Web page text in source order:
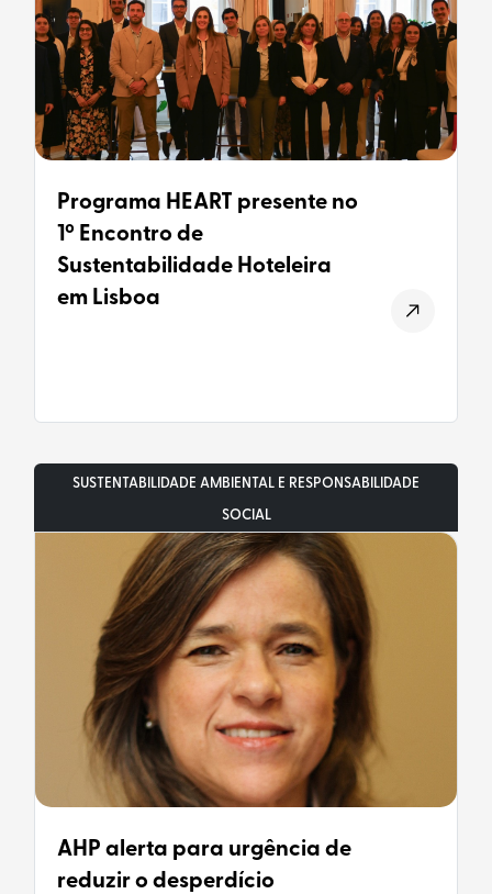
Programa HEART presente no
1º Encontro de
Sustentabilidade Hoteleira
em Lisboa
SUSTENTABILIDADE AMBIENTAL E RESPONSABILIDADE
SOCIAL
AHP alerta para urgência de
reduzir o desperdício